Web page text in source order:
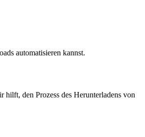
automatisieren kannst.
hilft, den Prozess des Herunterladens von